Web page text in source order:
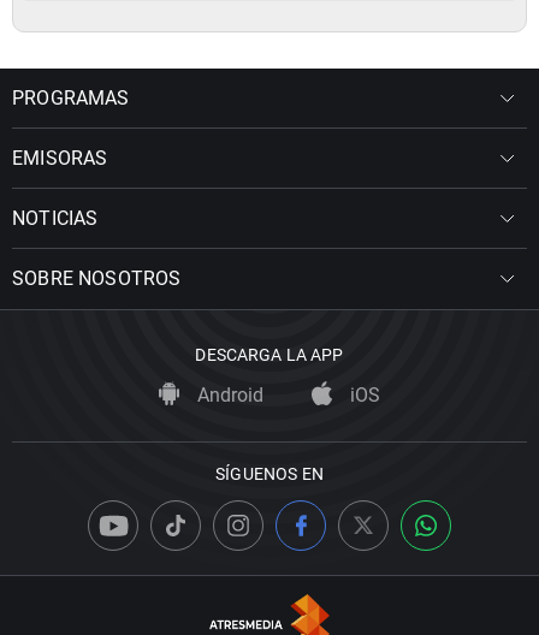
PROGRAMAS
EMISORAS
NOTICIAS
SOBRE NOSOTROS
DESCARGA LA APP
Android iOS
SÍGUENOS EN